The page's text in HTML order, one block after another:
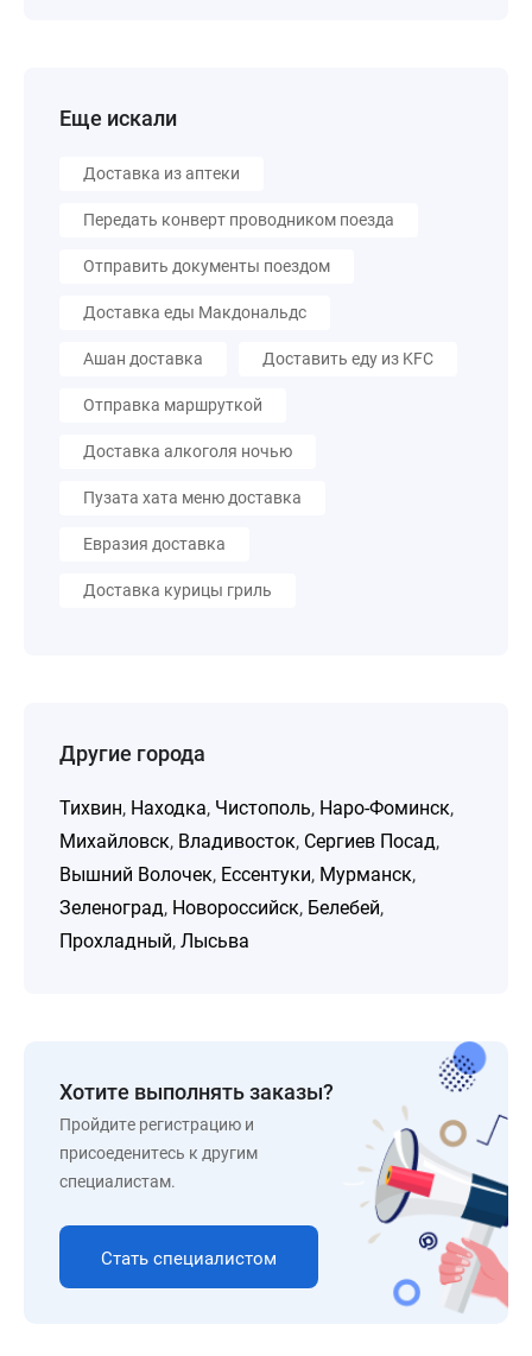
Еще искали
Доставка из аптеки
Передать конверт проводником поезда
Отправить документы поездом
Доставка еды Макдональдс
Ашан доставка Доставить еду из KFC
Отправка маршруткой
Доставка алкоголя ночью
Пузата хата меню доставка
Евразия доставка
Доставка курицы гриль
Другие города
Тихвин, Находка, Чистополь, Наро-Фоминск,
Михайловск, Владивосток, Сергиев Посад,
Вышний Волочек, Ессентуки, Мурманск,
Зеленоград, Новороссийск, Белебей,
Прохладный, Лысьва
Хотите выполнять заказы?
Пройдите регистрацию и
присоеденитесь к другим
специалистам.
Стать специалистом